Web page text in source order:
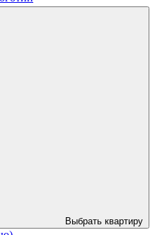
Выбрать квартиру